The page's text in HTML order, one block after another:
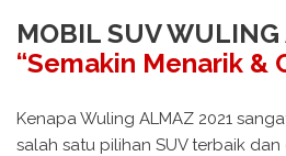
MOBIL SUV
“Semakin Menarik &
Kenapa Wuling ALMAZ 2021
salah satu pilihan SUV terbaik